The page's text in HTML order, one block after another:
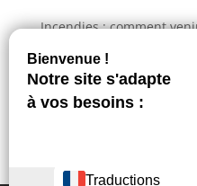
Incendies : comment
La Grande Fête de
août !